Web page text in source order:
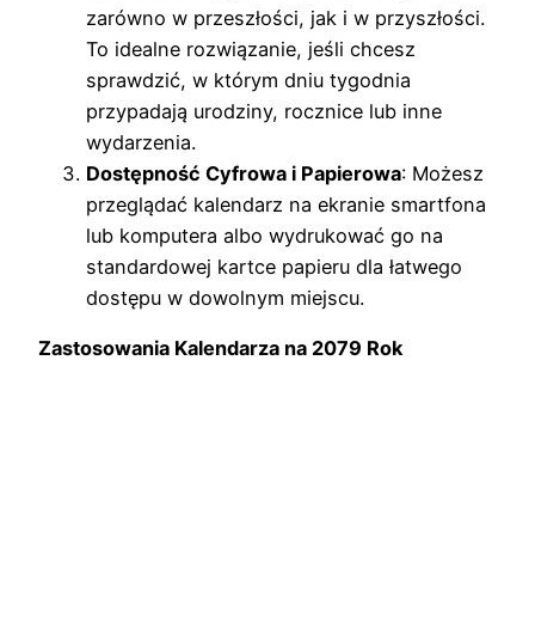
zarówno w przeszłości, jak i w przyszłości.
To idealne rozwiązanie, jeśli chcesz
sprawdzić, w którym dniu tygodnia
przypadają urodziny, rocznice lub inne
wydarzenia.
Dostępność Cyfrowa i Papierowa: Możesz
przeglądać kalendarz na ekranie smartfona
lub komputera albo wydrukować go na
standardowej kartce papieru dla łatwego
dostępu w dowolnym miejscu.
Zastosowania Kalendarza na 2079 Rok